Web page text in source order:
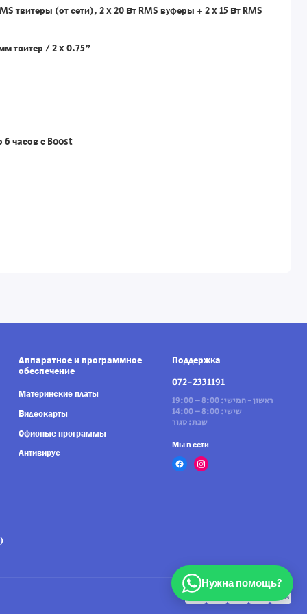
твитеры (от сети), 2 x 20 Вт RMS вуферы + 2 x 15 Вт RMS
твитер / 2 x 0.75"
6 часов с Boost
Аппаратное и программное
обеспечение
Материнские платы
Видеокарты
Офисные программы
Антивирус
Поддержка
072-2331191
ראשון - חמישי: 8:00 – 19:00
שישי: 8:00 – 14:00
שבת: סגור
Мы в сети
Нужна помощь?